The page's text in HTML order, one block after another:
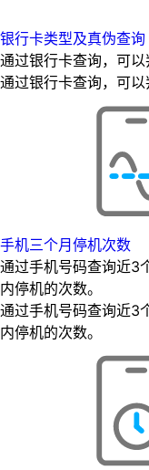
银行卡类型及真伪查询
通过银行卡查询，可以
通过银行卡查询，可以
手机三个月停机次数
通过手机号码查询近3
内停机的次数。
通过手机号码查询近3
内停机的次数。